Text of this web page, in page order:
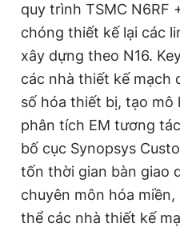
quy trình TSMC N6RF
chóng thiết kế lại các
xây dựng theo N16.
các nhà thiết kế mạch
số hóa thiết bị, tạo mô
phân tích EM tương
bố cục Synopsys
tốn thời gian bàn giao
chuyên môn hóa
thể các nhà thiết kế